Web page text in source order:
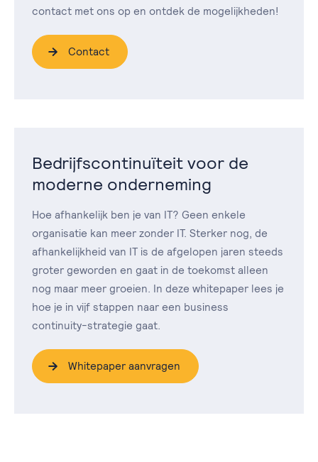
contact met ons op en ontdek de mogelijkheden!
Contact
Bedrijfscontinuïteit voor de
moderne onderneming
Hoe afhankelijk ben je van IT? Geen enkele
organisatie kan meer zonder IT. Sterker nog, de
afhankelijkheid van IT is de afgelopen jaren steeds
groter geworden en gaat in de toekomst alleen
nog maar meer groeien. In deze whitepaper lees je
hoe je in vijf stappen naar een business
continuity-strategie gaat.
Whitepaper aanvragen